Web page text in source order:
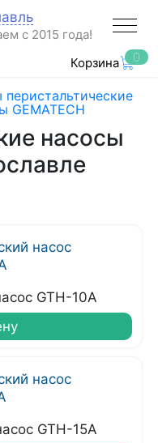
с 2015 года!
Корзина 0
GEMATECH
насосы
GTH-10A
GTH-15A